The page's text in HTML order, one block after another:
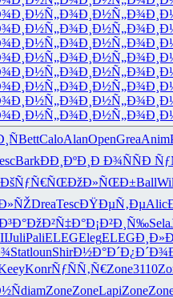
Ð¸Ð½Ñ„Ð¾Ð¸Ð½Ñ„Ð¾
Ð¸Ð½Ñ„Ð¾Ð¸Ð½Ñ„Ð¾
Ð¸Ð½Ñ„Ð¾Ð¸Ð½Ñ„Ð¾
Ð¸Ð½Ñ„Ð¾Ð¸Ð½Ñ„Ð¾
Ð¸Ð½Ñ„Ð¾Ð¸Ð½Ñ„Ð¾
Ð¸Ð½Ñ„Ð¾Ð¸Ð½Ñ„Ð¾
Ð¸Ð½Ñ„Ð¾Ð¸Ð½Ñ„Ð¾
Ð¸Ð½Ñ„Ð¾Ð¸Ð½Ñ„Ð¾
BettCaloAlanOpenGreaAnim
BarkÐÐ¸ÐºÐ¸ Ð Ð¾ÑÑÐ
ÐšÑƒÑ€ÑŒÐžÐ»ÑŒÐ±Ball
DreaTescÐŸÐµÑ‚ÐµAlic
ÐžÐ²Ñ‡Ð°Ð¡Ð²Ð¸Ñ‰Sela
JuliPaliELEGElegELEG
StatlounShirÐ½Ð°Ð´Ð¿
KonrÑƒÑÑ‚Ñ€Zone3110
diamZoneZoneLapiZone